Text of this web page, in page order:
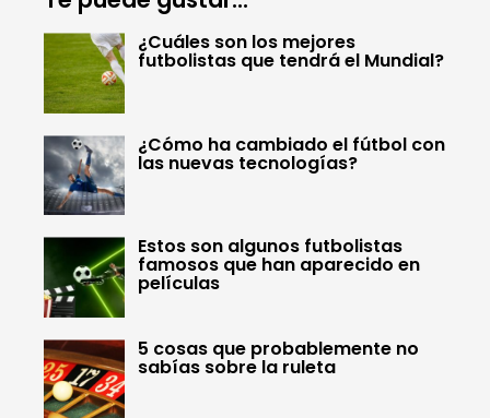
¿Cuáles son los mejores
futbolistas que tendrá el Mundial?
¿Cómo ha cambiado el fútbol con
las nuevas tecnologías?
Estos son algunos futbolistas
famosos que han aparecido en
películas
5 cosas que probablemente no
sabías sobre la ruleta